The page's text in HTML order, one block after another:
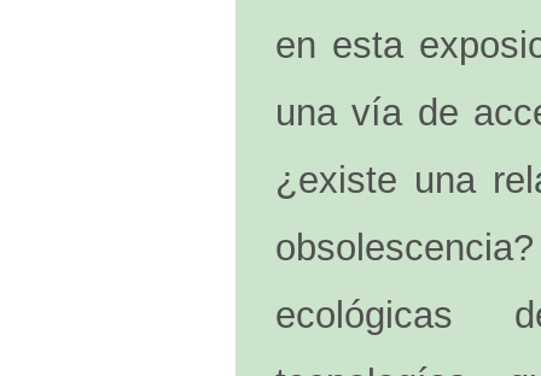
en esta
una vía de
¿existe una
ecológicas